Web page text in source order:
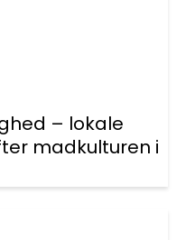
– lokale
madkulturen i